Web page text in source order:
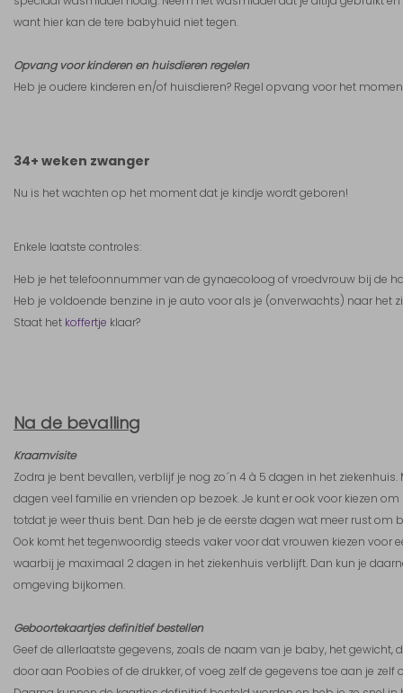
want hier kan de tere babyhuid niet tegen.
Opvang voor kinderen en huisdieren regelen
Heb je oudere kinderen en/of huisdieren? Regel opvang voor het
34+ weken zwanger
Nu is het wachten op het moment dat je kindje wordt geboren!
Enkele laatste controles:
Heb je het telefoonnummer van de gynaecoloog of vroedvrouw bij de
Heb je voldoende benzine in je auto voor als je (onverwachts) naar het
Staat het koffertje klaar?
Na de bevalling
Kraamvisite
Zodra je bent bevallen, verblijf je nog zo´n 4 à 5 dagen in het ziekenhuis.
dagen veel familie en vrienden op bezoek. Je kunt er ook voor kiezen
totdat je weer thuis bent. Dan heb je de eerste dagen wat meer rust om
Ook komt het tegenwoordig steeds vaker voor dat vrouwen kiezen voor
waarbij je maximaal 2 dagen in het ziekenhuis verblijft. Dan kun je
omgeving bijkomen.
Geboortekaartjes definitief bestellen
Geef de allerlaatste gegevens, zoals de naam van je baby, het gewicht,
door aan Poobies of de drukker, of voeg zelf de gegevens toe aan je